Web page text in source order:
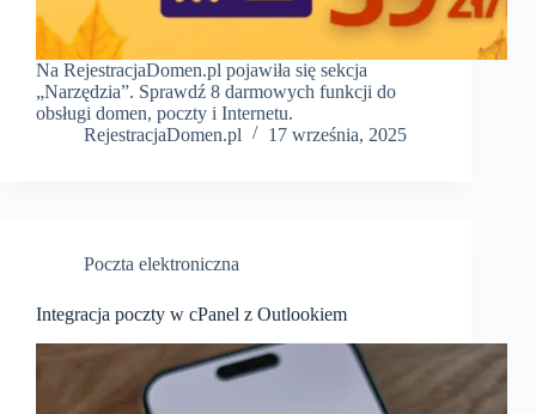
Na RejestracjaDomen.pl pojawiła się sekcja
„Narzędzia”. Sprawdź 8 darmowych funkcji do
obsługi domen, poczty i Internetu.
RejestracjaDomen.pl
17 września, 2025
Poczta elektroniczna
Integracja poczty w cPanel z Outlookiem